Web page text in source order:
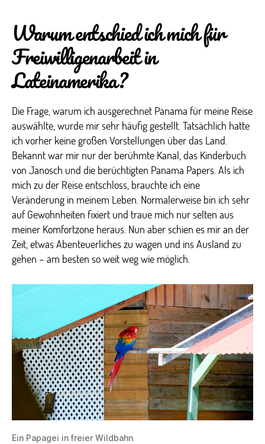
Warum entschied ich mich für
Freiwilligenarbeit in
Lateinamerika?
Die Frage, warum ich ausgerechnet Panama für meine Reise
auswählte, wurde mir sehr häufig gestellt. Tatsächlich hatte
ich vorher keine großen Vorstellungen über das Land.
Bekannt war mir nur der berühmte Kanal, das Kinderbuch
von Janosch und die berüchtigten Panama Papers. Als ich
mich zu der Reise entschloss, brauchte ich eine
Veränderung in meinem Leben. Normalerweise bin ich sehr
auf Gewohnheiten fixiert und traue mich nur selten aus
meiner Komfortzone heraus. Nun aber schien es mir an der
Zeit, etwas Abenteuerliches zu wagen und ins Ausland zu
gehen – am besten so weit weg wie möglich.
Ein Papagei in freier Wildbahn